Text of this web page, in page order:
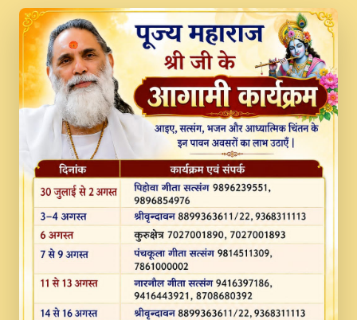
Pawan ji 20-11-19 Sankirtan At VEER JI
PRABHU KUTEER CHANNEL.mp3
Kina Sohna Tera Bhawan Sajaya Mata
Vaishno Devi Aarti Mata Rani Bhajan By
Lakhwinder Wadali Ji.mp3
MERE MANN VICH KANTH KALER
NEW PUNAJBI DEVOTIONAL SONG 2017
FULL VIDEO HD.mp3
Na To Roop Hai Bindu Ji Maharaj Pad - A
Divine Bhajan by Shri Indresh Ji
#BhaktiPath.mp3
Radha Rani Ki Kirpa Best Devotional
Song By Chitra Vichitra.mp3